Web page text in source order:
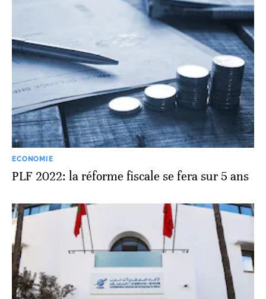
ECONOMIE
PLF 2022: la réforme fiscale se fera sur 5 ans